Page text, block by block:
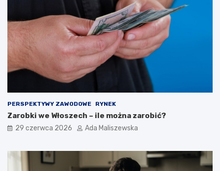
PERSPEKTYWY ZAWODOWE RYNEK
Zarobki we Włoszech – ile można zarobić?
29 czerwca 2026 Ada Maliszewska